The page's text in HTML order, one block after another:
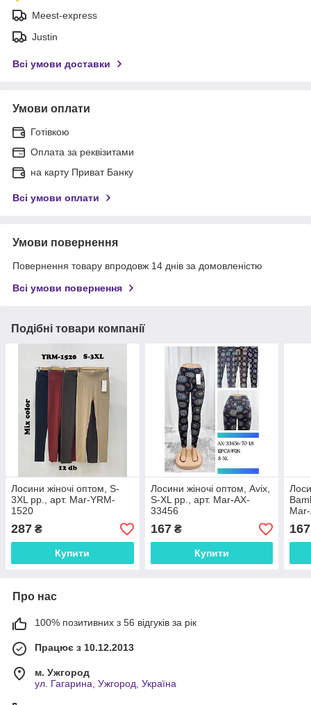
Meest-express
Justin
Всі умови доставки
Умови оплати
Готівкою
Оплата за реквізитами
на карту Приват Банку
Всі умови оплати
Умови повернення
Повернення товару впродовж 14 днів за домовленістю
Всі умови повернення
Подібні товари компанії
Лосини жіночі оптом, S-
3XL рр., арт. Mar-YRM-
1520
287 ₴
Купити
Лосини жіночі оптом, Avix,
S-XL рр., арт. Mar-AX-
33456
167₴
Купити
167
Про нас
100% позитивних з 56 відгуків за рік
Працює з 10.12.2013
м. Ужгород
ул. Гагарина, Ужгород, Україна